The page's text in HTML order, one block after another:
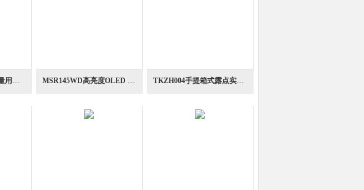
超小型轻量型负压测量用耐腐蚀压力传感器 MSR145WD高亮度OLED 显示运输监测长时间离线记录仪 TKZH004手提箱式露点实验室露点测量单元